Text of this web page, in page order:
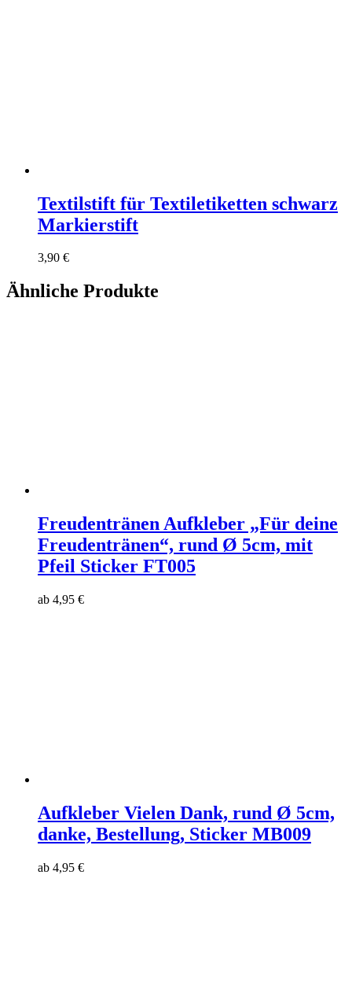
Textilstift für Textiletiketten schwarz
Markierstift
3,90 €
Ähnliche Produkte
Freudentränen Aufkleber „Für deine
Freudentränen“, rund Ø 5cm, mit
Pfeil Sticker FT005
ab 4,95 €
Aufkleber Vielen Dank, rund Ø 5cm,
danke, Bestellung, Sticker MB009
ab 4,95 €